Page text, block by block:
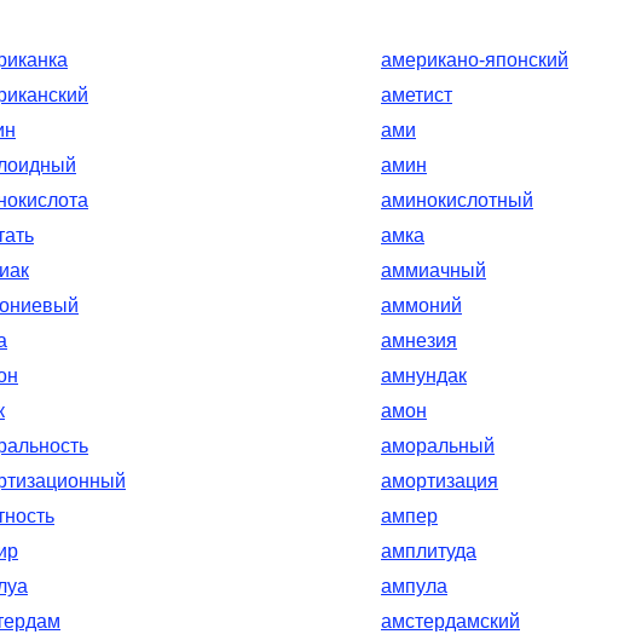
американо-японский
аметист
ами
амин
аминокислотный
амка
аммиачный
аммоний
амнезия
амнундак
амон
аморальный
амортизация
ампер
амплитуда
ампула
амстердамский